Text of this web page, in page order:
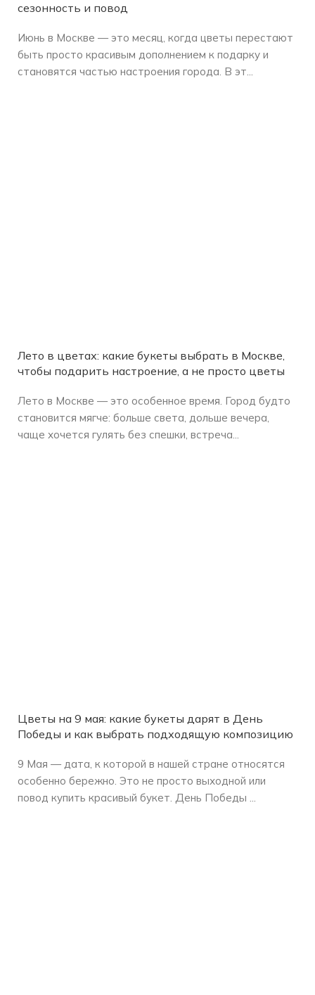
сезонность и повод
Июнь в Москве — это месяц, когда цветы перестают
быть просто красивым дополнением к подарку и
становятся частью настроения города. В эт...
Лето в цветах: какие букеты выбрать в Москве,
чтобы подарить настроение, а не просто цветы
Лето в Москве — это особенное время. Город будто
становится мягче: больше света, дольше вечера,
чаще хочется гулять без спешки, встреча...
Цветы на 9 мая: какие букеты дарят в День
Победы и как выбрать подходящую композицию
9 Мая — дата, к которой в нашей стране относятся
особенно бережно. Это не просто выходной или
повод купить красивый букет. День Победы ...